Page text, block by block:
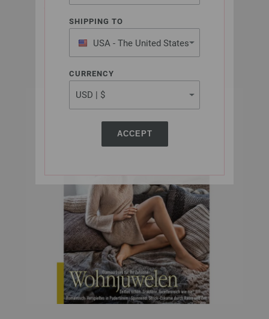
SHIPPING TO
USA - The United States
of America
CURRENCY
ACCEPT